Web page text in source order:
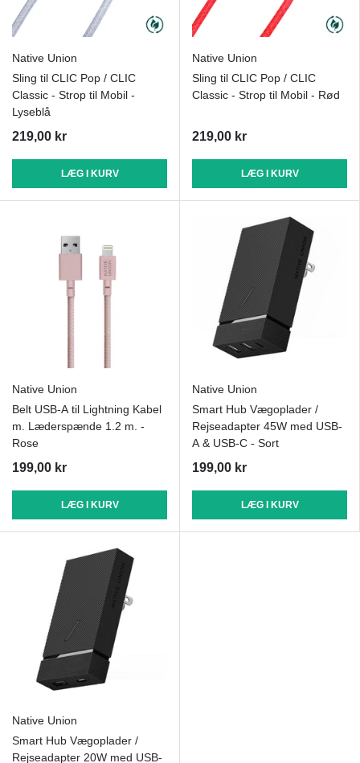
Native Union
Sling til CLIC Pop / CLIC
Classic - Strop til Mobil -
Lyseblå
219,00 kr
LÆG I KURV
Native Union
Sling til CLIC Pop / CLIC
Classic - Strop til Mobil - Rød
219,00 kr
LÆG I KURV
Native Union
Belt USB-A til Lightning Kabel
m. Læderspænde 1.2 m. -
Rose
199,00 kr
LÆG I KURV
Native Union
Smart Hub Vægoplader /
Rejseadapter 45W med USB-
A & USB-C - Sort
199,00 kr
LÆG I KURV
Native Union
Smart Hub Vægoplader /
Rejseadapter 20W med USB-